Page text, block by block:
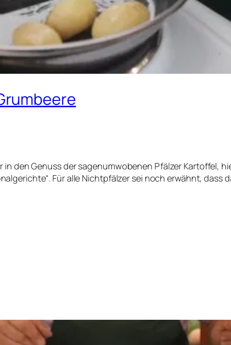
den Genuss der sagenumwobenen Pfälzer Kartoffel,
Für alle Nichtpfälzer sei noch erwähnt, dass